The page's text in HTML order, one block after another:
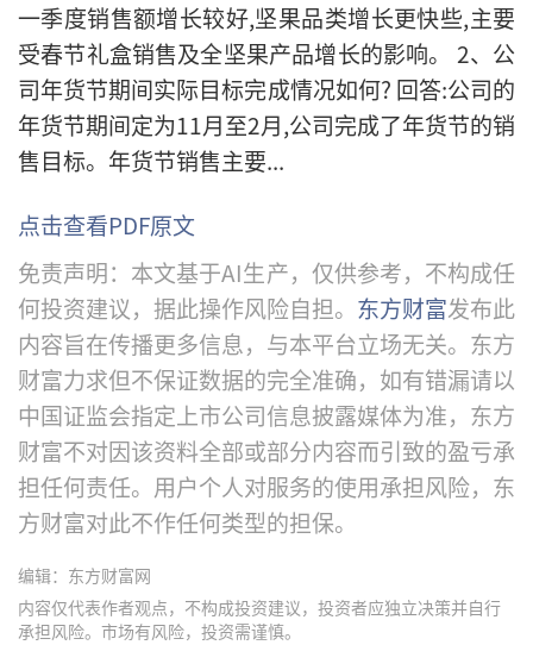
一季度销售额增长较好,坚果品类增长更快些,主要
受春节礼盒销售及全坚果产品增长的影响。 2、公
司年货节期间实际目标完成情况如何? 回答:公司的
年货节期间定为11月至2月,公司完成了年货节的销
售目标。年货节销售主要...
点击查看PDF原文
免责声明：本文基于AI生产，仅供参考，不构成任
何投资建议，据此操作风险自担。 东方财富发布此
内容旨在传播更多信息，与本平台立场无关。东方
财富力求但不保证数据的完全准确，如有错漏请以
中国证监会指定上市公司信息披露媒体为准，东方
财富不对因该资料全部或部分内容而引致的盈亏承
担任何责任。用户个人对服务的使用承担风险，东
方财富对此不作任何类型的担保。
编辑：东方财富网
内容仅代表作者观点，不构成投资建议，投资者应独立决策并自行
承担风险。市场有风险，投资需谨慎。